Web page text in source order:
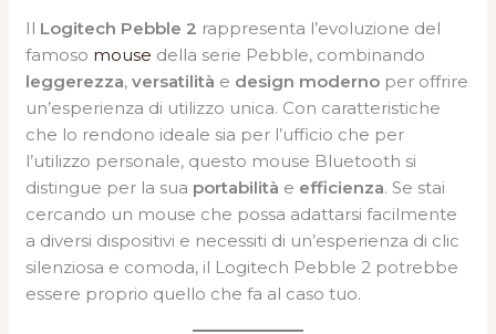
Il Logitech Pebble 2 rappresenta l’evoluzione del
famoso mouse della serie Pebble, combinando
leggerezza,versatilità e design moderno per offrire
un’esperienza di utilizzo unica. Con caratteristiche
che lo rendono ideale sia per l’ufficio che per
l’utilizzo personale, questo mouse Bluetooth si
distingue per la sua portabilità e efficienza. Se stai
cercando un mouse che possa adattarsi facilmente
a diversi dispositivi e necessiti di un’esperienza di clic
silenziosa e comoda, il Logitech Pebble 2 potrebbe
essere proprio quello che fa al caso tuo.